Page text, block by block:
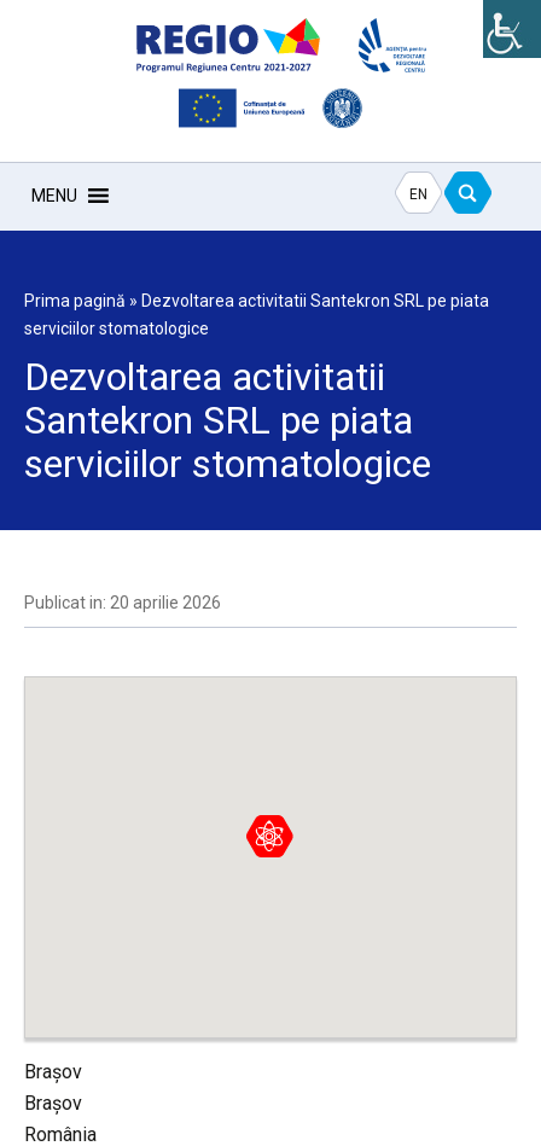
MENU EN
Prima pagină » Dezvoltarea activitatii Santekron SRL pe piata
serviciilor stomatologice
Dezvoltarea activitatii
Santekron SRL pe piata
serviciilor stomatologice
Publicat in: 20 aprilie 2026
Brașov
Brașov
România